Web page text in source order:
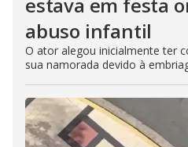
abuso infantil
O ator alegou inicialmente ter
sua namorada devido à